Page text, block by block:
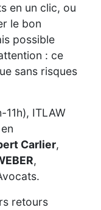
en un clic, ou
le bon
possible
: ce
sans risques
ITLAW
Carlier,
,
retours